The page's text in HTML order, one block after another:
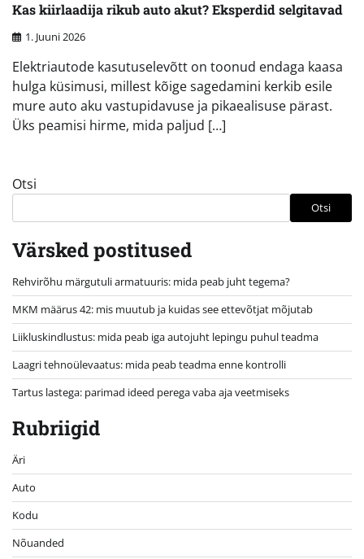
Kas kiirlaadija rikub auto akut? Eksperdid selgitavad
1. Juuni 2026
Elektriautode kasutuselevõtt on toonud endaga kaasa
hulga küsimusi, millest kõige sagedamini kerkib esile
mure auto aku vastupidavuse ja pikaealisuse pärast.
Üks peamisi hirme, mida paljud […]
Otsi
Otsi
Värsked postitused
Rehvirõhu märgutuli armatuuris: mida peab juht tegema?
MKM määrus 42: mis muutub ja kuidas see ettevõtjat mõjutab
Liikluskindlustus: mida peab iga autojuht lepingu puhul teadma
Laagri tehnoülevaatus: mida peab teadma enne kontrolli
Tartus lastega: parimad ideed perega vaba aja veetmiseks
Rubriigid
Äri
Auto
Kodu
Nõuanded